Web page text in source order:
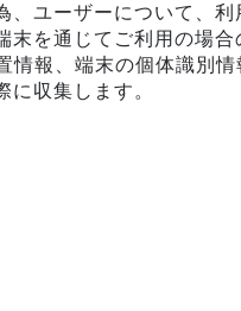
ユーザーについて、
を通じてご利用の場
報、端末の個体識別情
収集します。